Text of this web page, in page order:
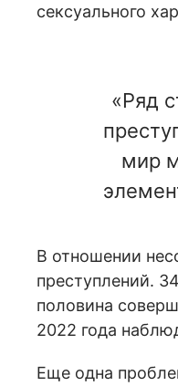
сексуального
«Ряд
мир
В отношении
преступлений.
половина
2022 года
Еще одна